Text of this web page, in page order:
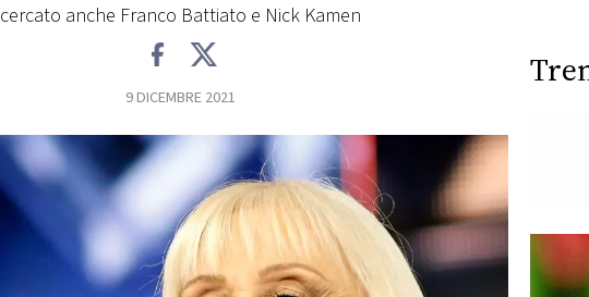
cercato anche Franco Battiato e Nick Kamen
9 DICEMBRE 2021